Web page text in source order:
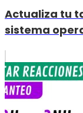
Actualiza tu
sistema